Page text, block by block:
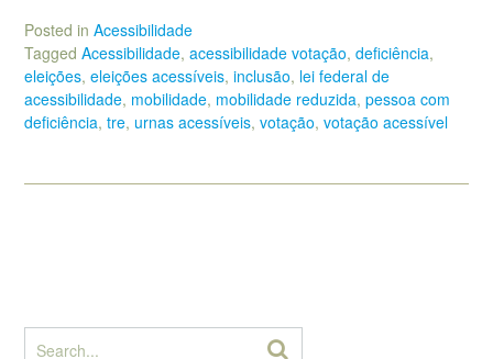
Posted in Acessibilidade
Tagged Acessibilidade, acessibilidade votação, deficiência,
eleições, eleições acessíveis, inclusão, lei federal de
acessibilidade, mobilidade, mobilidade reduzida, pessoa com
deficiência, tre, urnas acessíveis, votação, votação acessível